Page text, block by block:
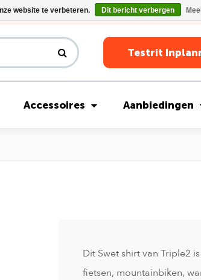
uit voorraad leverbaar!
Testrit
Accessoires Aanbiedingen
Dit Swet shirt van Triple2
fietsen, mountainbiken,
website te verbeteren. Dit bericht verbergen